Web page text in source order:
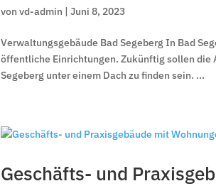
vonvd-admin |Juni 8, 2023
Verwaltungsgebäude Bad Segeberg In Bad
öffentliche Einrichtungen. Zukünftig sollen die
Segeberg unter einem Dach zu finden sein. ...
Geschäfts- und